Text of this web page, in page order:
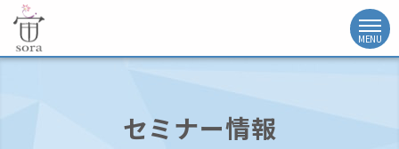
セミナー情報